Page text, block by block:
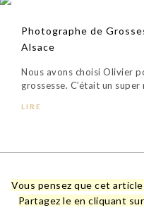
Photographe de
Alsace
Nous avons choisi Olivier
grossesse. C’était un
LIRE
Vous pensez que cet
Partagez le en cliquant